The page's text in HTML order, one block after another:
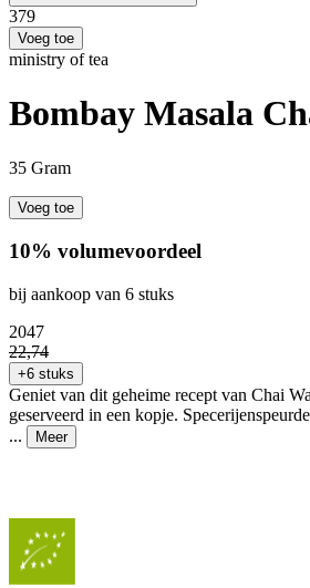
379
Voeg toe
ministry of tea
Bombay Masala
35 Gram
Voeg toe
10% volumevoordeel
bij aankoop van 6 stuks
2047
22,74
+6 stuks
Geniet van dit geheime recept van Chai
geserveerd in een kopje.
...
Meer